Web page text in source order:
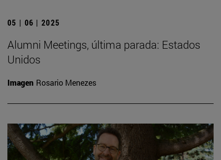
05 | 06 | 2025
Alumni Meetings, última parada: Estados
Unidos
Imagen Rosario Menezes